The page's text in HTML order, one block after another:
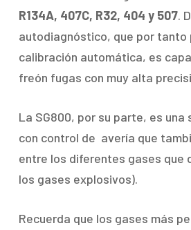
R134A, 407C, R32, 404 y 507.
autodiagnóstico, que por tanto
calibración automática, es
freón fugas con muy alta
La SG800, por su parte, es una
con control de avería que
entre los diferentes gases que
los gases explosivos).
Recuerda que los gases más